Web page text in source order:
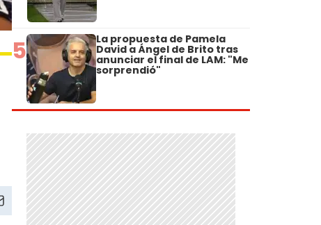
5 La propuesta de Pamela
David a Ángel de Brito tras
anunciar el final de LAM: "Me
sorprendió"